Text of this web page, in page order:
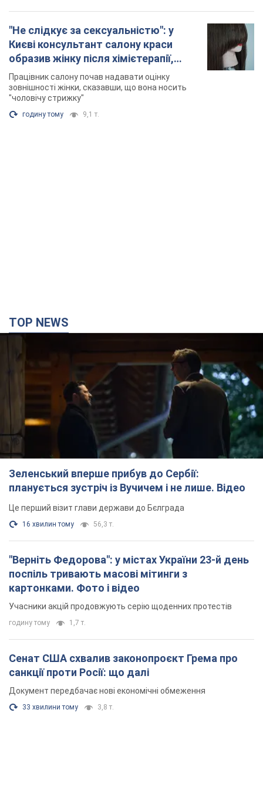
"Не слідкує за сексуальністю": у
Києві консультант салону краси
образив жінку після хімієтерапії,
розгорівся скандал. Фото
Працівник салону почав надавати оцінку
зовнішності жінки, сказавши, що вона носить
"чоловічу стрижку"
годину тому 9,1 т.
TOP NEWS
Зеленський вперше прибув до Сербії:
планується зустріч із Вучичем і не лише. Відео
Це перший візит глави держави до Бєлграда
16 хвилин тому 56,3 т.
"Верніть Федорова": у містах України 23-й день
поспіль тривають масові мітинги з
картонками. Фото і відео
Учасники акцій продовжують серію щоденних протестів
годину тому 1,7 т.
Сенат США схвалив законопроєкт Грема про
санкції проти Росії: що далі
Документ передбачає нові економічні обмеження
33 хвилини тому 3,8 т.